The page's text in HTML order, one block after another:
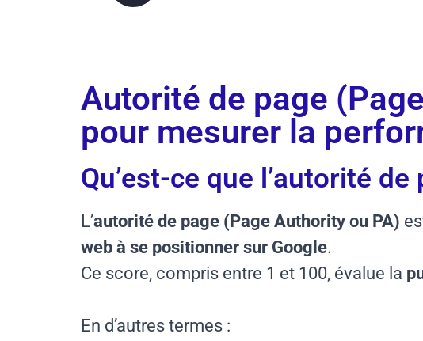
Autorité de page
pour mesurer la
Qu’est-ce que l’autorité de
L’autorité de page (Page Authority ou PA)
web à se positionner sur Google.
Ce score, compris entre 1 et 100, évalue la
En d’autres termes :